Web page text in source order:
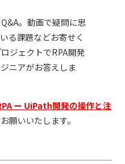
。動画で疑問に思
る課題などお寄せく
ジェクトでRPA開発
ニアがお答えしま
ー UiPath開発の操作と注
願いいたします。